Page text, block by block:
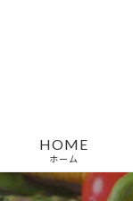
HOME
ホーム